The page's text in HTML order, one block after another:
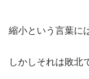
縮小という言葉に
しかしそれは敗北